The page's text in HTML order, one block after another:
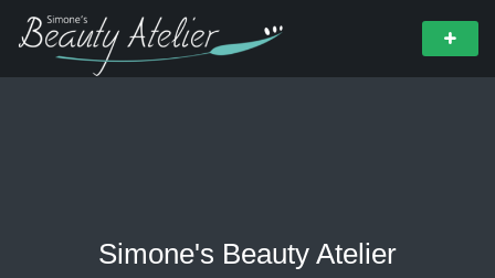
Simone's Beauty Atelier